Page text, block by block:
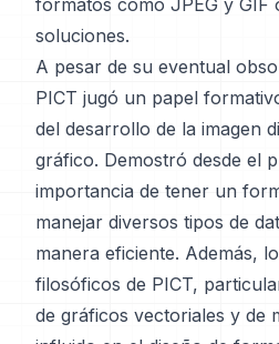
formatos como JPEG y GIF
soluciones.
A pesar de su eventual
PICT jugó un papel
del desarrollo de la imagen
gráfico. Demostró desde el
importancia de tener un
manejar diversos tipos de
manera eficiente. Además,
filosóficos de PICT,
de gráficos vectoriales y de